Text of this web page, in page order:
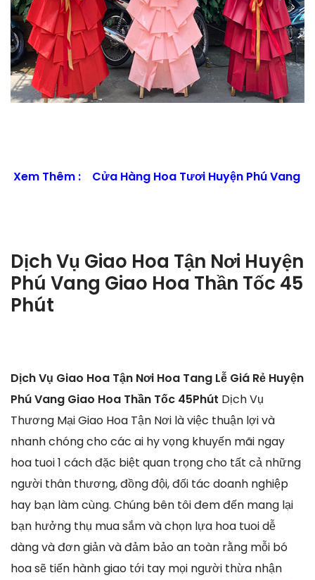
Xem Thêm : Cửa Hàng Hoa Tươi Huyện Phú Vang
Dịch Vụ Giao Hoa Tận Nơi Huyện
Phú Vang Giao Hoa Thần Tốc 45
Phút
Dịch Vụ Giao Hoa Tận Nơi Hoa Tang Lễ Giá Rẻ Huyện
Phú Vang Giao Hoa Thần Tốc 45Phút Dịch Vụ
Thương Mại Giao Hoa Tận Nơi là việc thuận lợi và
nhanh chóng cho các ai hy vọng khuyến mãi ngay
hoa tuoi 1 cách đặc biệt quan trọng cho tất cả những
người thân thương, đồng đội, đối tác doanh nghiệp
hay bạn làm cùng. Chúng bên tôi đem đến mang lại
bạn hưởng thụ mua sắm và chọn lựa hoa tuoi dễ
dàng và đơn giản và đảm bảo an toàn rằng mỗi bó
hoa sẽ tiến hành giao tới tay mọi người thừa nhận